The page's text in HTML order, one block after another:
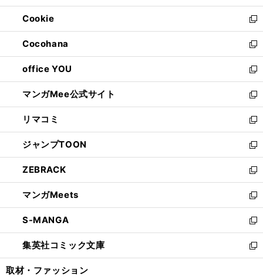
開
く
ウ
で
開
く
ン
ド
ウ
で
開
く
ウ
ィ
ン
ド
ウ
で
開
く
Cookie
新
し
い
ウ
ィ
ン
ド
ウ
で
開
く
Cocohana
新
し
い
ウ
ィ
ン
ド
ウ
で
開
く
office YOU
新
し
い
ウ
ィ
ン
ド
ウ
で
開
く
マンガMee公式サイト
新
し
い
ウ
ィ
ン
ド
ウ
で
開
く
リマコミ
新
し
い
ウ
ィ
ン
ド
ウ
で
開
く
ジャンプTOON
新
し
い
ウ
ィ
ン
ド
ウ
で
開
ZEBRACK
新
し
い
ウ
ィ
ン
ド
ウ
マンガMeets
新
し
い
ウ
ィ
ン
S-MANGA
新
し
い
ウ
集英社コミック文庫
新
し
取材・ファッション